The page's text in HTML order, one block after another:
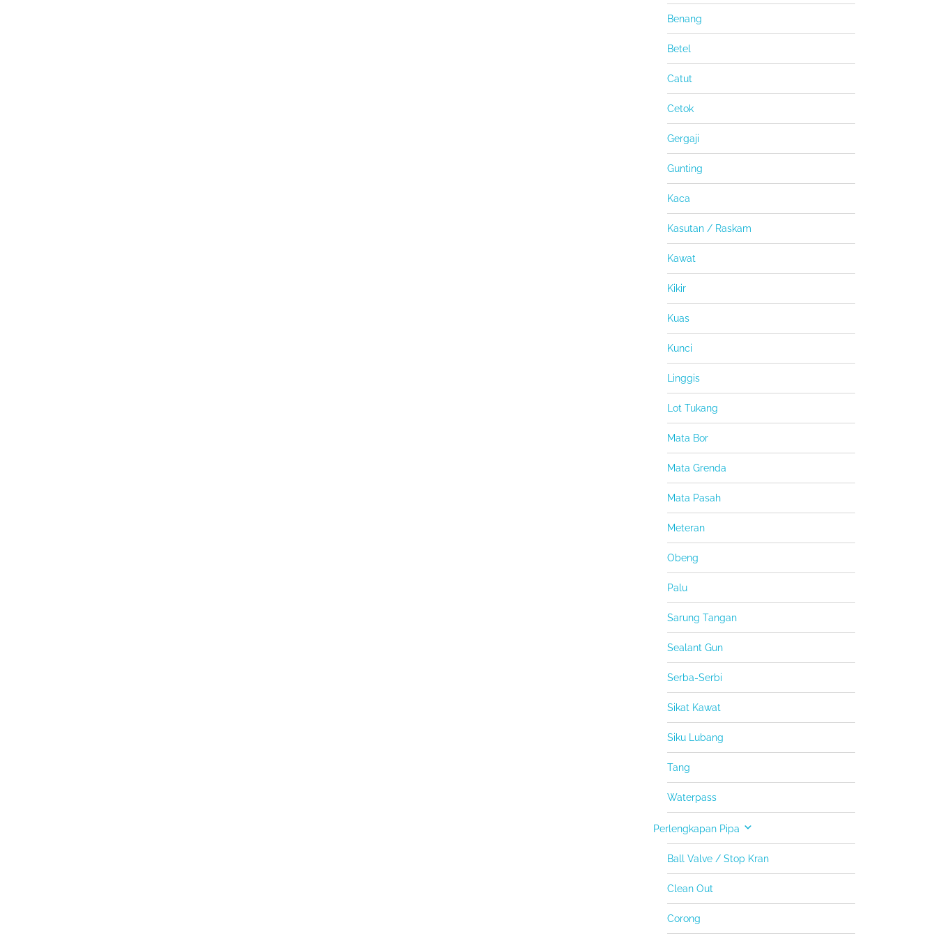
Benang
Betel
Catut
Cetok
Gergaji
Gunting
Kaca
Kasutan / Raskam
Kawat
Kikir
Kuas
Kunci
Linggis
Lot Tukang
Mata Bor
Mata Grenda
Mata Pasah
Meteran
Obeng
Palu
Sarung Tangan
Sealant Gun
Serba-Serbi
Sikat Kawat
Siku Lubang
Tang
Waterpass
Perlengkapan Pipa
Ball Valve / Stop Kran
Clean Out
Corong